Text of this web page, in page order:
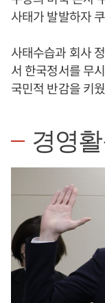
사태가 발발하자
사태수습과 회사
서 한국정서를 무
국민적 반감을 키
경영